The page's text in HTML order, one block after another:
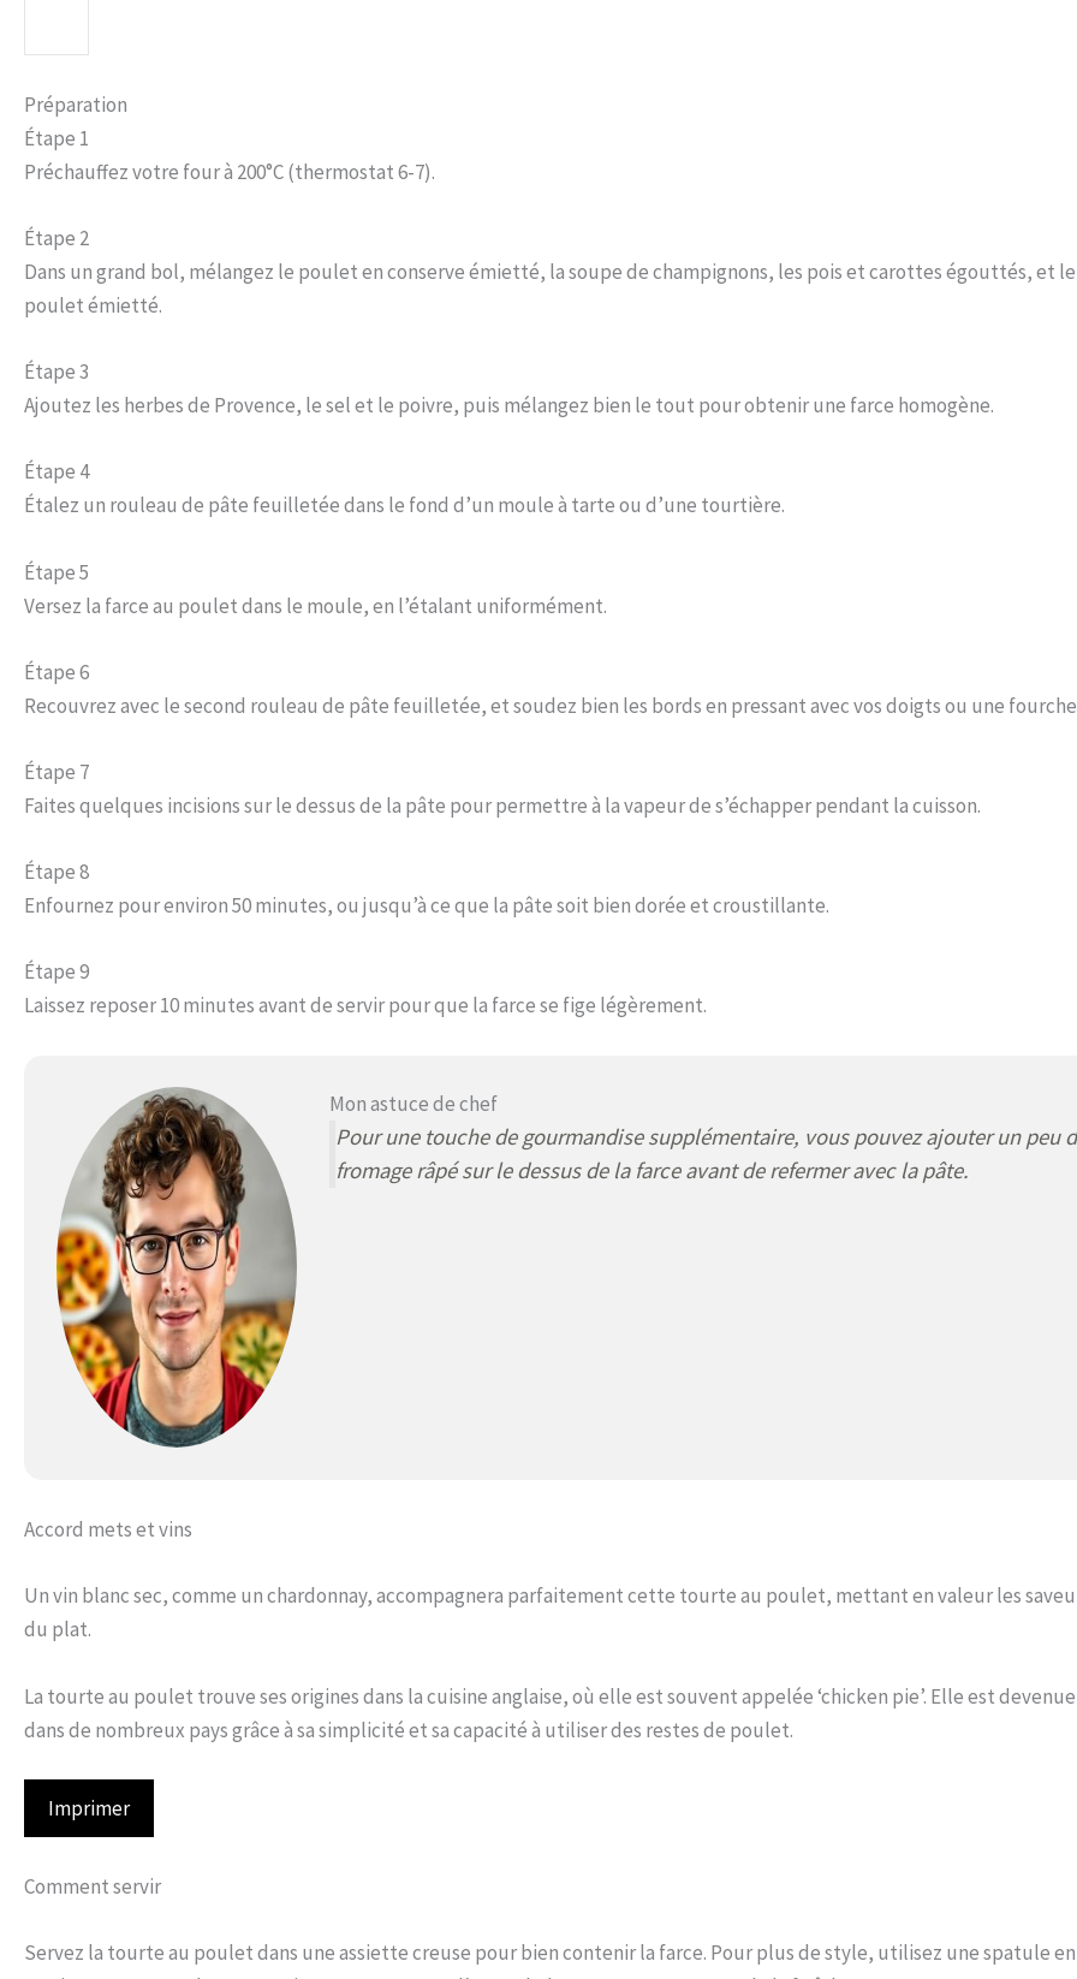
Préparation
Étape 1
Préchauffez votre four à 200°C (thermostat 6-7).
Étape 2
Dans un grand bol, mélangez le poulet en conserve émietté, la soupe de champignons, les pois et carottes égouttés, et
poulet émietté.
Étape 3
Ajoutez les herbes de Provence, le sel et le poivre, puis mélangez bien le tout pour obtenir une farce homogène.
Étape 4
Étalez un rouleau de pâte feuilletée dans le fond d’un moule à tarte ou d’une tourtière.
Étape 5
Versez la farce au poulet dans le moule, en l’étalant uniformément.
Étape 6
Recouvrez avec le second rouleau de pâte feuilletée, et soudez bien les bords en pressant avec vos doigts ou une
Étape 7
Faites quelques incisions sur le dessus de la pâte pour permettre à la vapeur de s’échapper pendant la cuisson.
Étape 8
Enfournez pour environ 50 minutes, ou jusqu’à ce que la pâte soit bien dorée et croustillante.
Étape 9
Laissez reposer 10 minutes avant de servir pour que la farce se fige légèrement.
Mon astuce de chef
Pour une touche de gourmandise supplémentaire, vous pouvez ajouter un peu
fromage râpé sur le dessus de la farce avant de refermer avec la pâte.
Accord mets et vins
Un vin blanc sec, comme un chardonnay, accompagnera parfaitement cette tourte au poulet, mettant en valeur les
du plat.
La tourte au poulet trouve ses origines dans la cuisine anglaise, où elle est souvent appelée ‘chicken pie’. Elle est
dans de nombreux pays grâce à sa simplicité et sa capacité à utiliser des restes de poulet.
Imprimer
Comment servir
Servez la tourte au poulet dans une assiette creuse pour bien contenir la farce. Pour plus de style, utilisez une spatule